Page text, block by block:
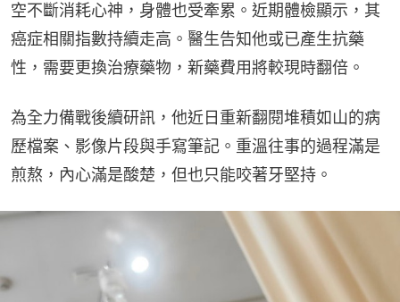
空不斷消耗心神，身體也受牽累。近期體檢顯示，其
癌症相關指數持續走高。醫生告知他或已產生抗藥
性，需要更換治療藥物，新藥費用將較現時翻倍。
為全力備戰後續研訊，他近日重新翻閱堆積如山的病
歷檔案、影像片段與手寫筆記。重溫往事的過程滿是
煎熬，內心滿是酸楚，但也只能咬著牙堅持。